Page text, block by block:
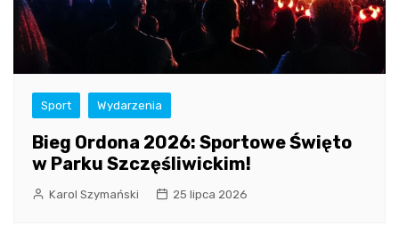
Sport Wydarzenia
Bieg Ordona 2026: Sportowe Święto
w Parku Szczęśliwickim!
Karol Szymański 25 lipca 2026